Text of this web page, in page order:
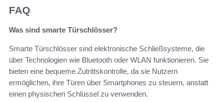
FAQ
Was sind smarte Türschlösser?
Smarte Türschlösser sind elektronische Schließsysteme, die
über Technologien wie Bluetooth oder WLAN funktionieren. Sie
bieten eine bequeme Zutrittskontrolle, da sie Nutzern
ermöglichen, ihre Türen über Smartphones zu steuern, anstatt
einen physischen Schlüssel zu verwenden.